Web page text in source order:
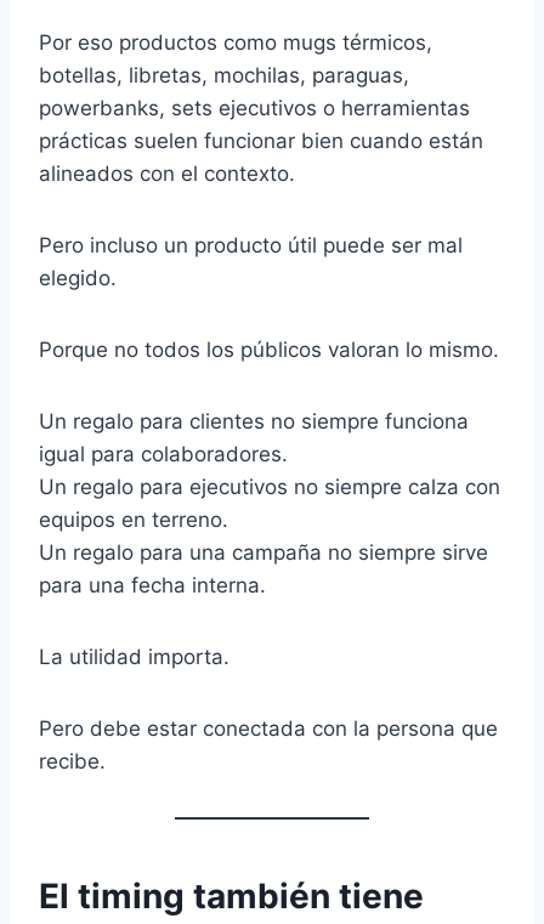
Por eso productos como mugs térmicos,
botellas, libretas, mochilas, paraguas,
powerbanks, sets ejecutivos o herramientas
prácticas suelen funcionar bien cuando están
alineados con el contexto.
Pero incluso un producto útil puede ser mal
elegido.
Porque no todos los públicos valoran lo mismo.
Un regalo para clientes no siempre funciona
igual para colaboradores.
Un regalo para ejecutivos no siempre calza con
equipos en terreno.
Un regalo para una campaña no siempre sirve
para una fecha interna.
La utilidad importa.
Pero debe estar conectada con la persona que
recibe.
El timing también tiene